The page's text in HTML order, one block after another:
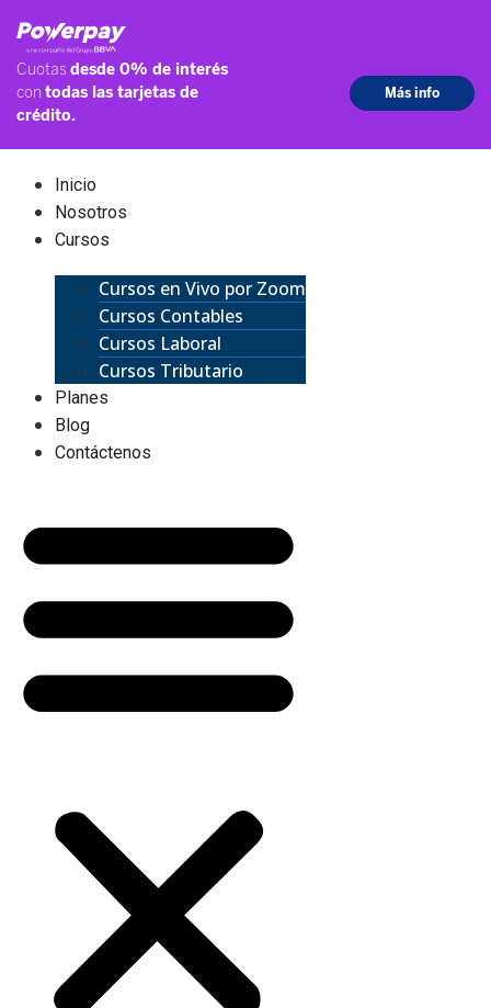
Inicio
Nosotros
Cursos
Cursos en Vivo por Zoom
Cursos Contables
Cursos Laboral
Cursos Tributario
Planes
Blog
Contáctenos